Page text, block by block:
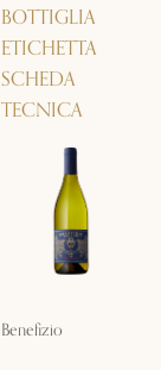
BOTTIGLIA
ETICHETTA
SCHEDA
TECNICA
Benefizio